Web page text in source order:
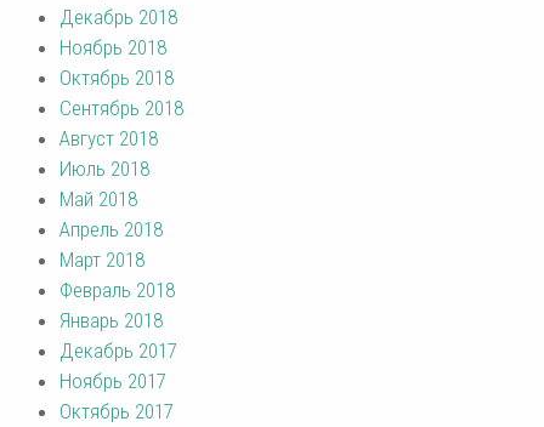
Декабрь 2018
Ноябрь 2018
Октябрь 2018
Сентябрь 2018
Август 2018
Июль 2018
Май 2018
Апрель 2018
Март 2018
Февраль 2018
Январь 2018
Декабрь 2017
Ноябрь 2017
Октябрь 2017